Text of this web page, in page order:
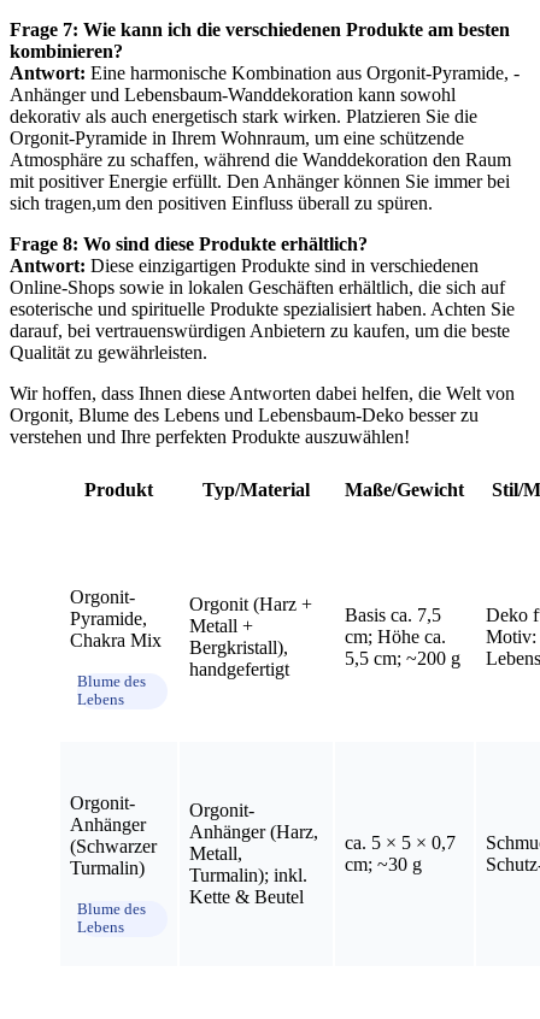
Frage 7: Wie kann ⁢ich die verschiedenen Produkte am besten
kombinieren?
Antwort: Eine harmonische‌ Kombination aus ​Orgonit-Pyramide, -
Anhänger ⁤und Lebensbaum-Wanddekoration ‍kann sowohl
dekorativ⁣ als auch energetisch stark wirken.​ Platzieren Sie die
Orgonit-Pyramide​ in Ihrem Wohnraum, ‍um eine schützende⁤
Atmosphäre zu schaffen, während die Wanddekoration⁤ den Raum
mit positiver Energie erfüllt. Den Anhänger können Sie immer bei
‌sich tragen,um den positiven ​Einfluss überall zu spüren.
Frage 8: Wo sind diese Produkte erhältlich?
Antwort: Diese einzigartigen Produkte sind in‌ verschiedenen
Online-Shops sowie in lokalen Geschäften⁣ erhältlich, die sich auf
esoterische und spirituelle Produkte spezialisiert haben. Achten Sie‍
darauf, bei vertrauenswürdigen Anbietern zu kaufen, um die beste
Qualität ​zu gewährleisten.
Wir hoffen, dass ‌Ihnen diese Antworten dabei‍ helfen, die Welt von
Orgonit, Blume des Lebens und Lebensbaum-Deko besser zu
verstehen und Ihre‌ perfekten Produkte ​auszuwählen!
Produkt Typ/Material Maße/Gewicht Stil/
Orgonit-
Pyramide,
Chakra Mix
Blume​ des
Lebens
Orgonit (Harz +
Metall +
Bergkristall),
handgefertigt
Basis ca. 7,5
cm; Höhe ca.
5,5 cm; ~200 g
Deko
Motiv:
‍Lebens
Orgonit-
Anhänger
(Schwarzer
Turmalin)
Blume des ​
Lebens
Orgonit-
Anhänger (Harz,
Metall,
Turmalin); inkl.
Kette & Beutel
ca. 5 × 5 × 0,7
cm; ~30 g